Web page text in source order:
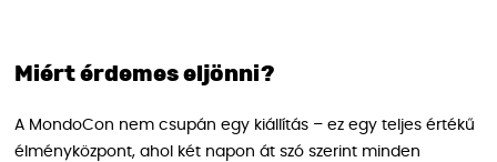
Miért érdemes eljönni?
A MondoCon nem csupán egy kiállítás – ez egy teljes értékű
élményközpont, ahol két napon át szó szerint minden